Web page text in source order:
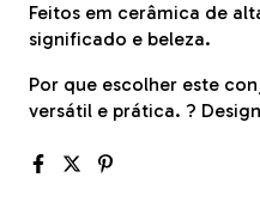
Feitos em cerâmica de
significado e beleza.
Por que escolher este
versátil e prática. ?